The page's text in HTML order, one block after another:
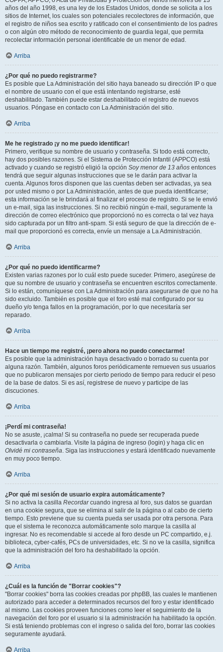
años del año 1998, es una ley de los Estados Unidos, donde se solicita a los
sitios de Internet, los cuales son potenciales recolectores de información, que
el registro de niños sea escrito y ratificado con el consentimiento de los padres
o con algún otro método de reconocimiento de guardia legal, que permita
recolectar información personal identificable de un menor de edad.
Arriba
¿Por qué no puedo registrarme?
Es posible que La Administración del sitio haya baneado su dirección IP o que
el nombre de usuario con el que está intentando registrarse, esté
deshabilitado. También puede estar deshabilitado el registro de nuevos
usuarios. Póngase en contacto con La Administración del sitio.
Arriba
Me he registrado ¡y no me puedo identificar!
Primero, verifique su nombre de usuario y contraseña. Si todo está correcto,
hay dos posibles razones. Si el Sistema de Protección Infantil (APPCO) está
activado y cuando se registró eligió la opción Soy menor de 13 años entonces
tendrá que seguir algunas instrucciones que se le darán para activar la
cuenta. Algunos foros disponen que las cuentas deben ser activadas, ya sea
por usted mismo o por La Administración, antes de que pueda identificarse;
esta información se le brindará al finalizar el proceso de registro. Si se le envió
un e-mail, siga las instrucciones. Si no recibió ningún e-mail, seguramente la
dirección de correo electrónico que proporcionó no es correcta o tal vez haya
sido capturada por un filtro anti-spam. Si está seguro de que la dirección de e-
mail que proporcionó es correcta, envíe un mensaje a La Administración.
Arriba
¿Por qué no puedo identificarme?
Existen varias razones por lo cuál esto puede suceder. Primero, asegúrese de
que su nombre de usuario y contraseña se encuentren escritos correctamente.
Si lo están, comuníquese con La Administración para asegurarse de que no ha
sido excluido. También es posible que el foro esté mal configurado por su
dueño y/o tenga fallos en la programación, por lo que necesitaría ser
reparado.
Arriba
Hace un tiempo me registré, ¡pero ahora no puedo conectarme!
Es posible que la administración haya desactivado o borrado su cuenta por
alguna razón. También, algunos foros periódicamente remueven sus usuarios
que no publicaron mensajes por cierto periodo de tiempo para reducir el peso
de la base de datos. Si es así, registrese de nuevo y participe de las
discuciones.
Arriba
¡Perdí mi contraseña!
No se asuste, ¡calma! Si su contraseña no puede ser recuperada puede
desactivarla o cambiarla. Visite la página de ingreso (login) y haga clic en
Olvidé mi contraseña. Siga las instrucciones y estará identificado nuevamente
en muy poco tiempo.
Arriba
¿Por qué mi sesión de usuario expira automáticamente?
Si no activa la casilla Recordarcuando ingresa al foro, sus datos se guardan
en una cookie segura, que se elimina al salir de la página o al cabo de cierto
tiempo. Esto previene que su cuenta pueda ser usada por otra persona. Para
que el sistema le reconozca automáticamente solo marque la casilla al
ingresar. No es recomendable si accede al foro desde un PC compartido, e.j.
biblioteca, cyber-cafés, PCs de universidades, etc. Si no ve la casilla, significa
que la administración del foro ha deshabilitado la opción.
Arriba
¿Cuál es la función de "Borrar cookies"?
"Borrar cookies" borra las cookies creadas por phpBB, las cuales le mantienen
autorizado para acceder a determinados recursos del foro y estar identificado
al mismo. Las cookies proveen funciones como leer el seguimiento de la
navegación del foro por el usuario si la administración ha habilitado la opción.
Si está teniendo problemas con el ingreso o salida del foro, borrar las cookies
seguramente ayudará.
Arriba